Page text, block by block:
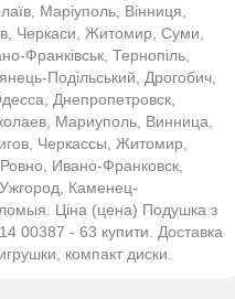
Маріуполь, Вінниця,
Черкаси, Житомир, Суми,
Франківськ, Тернопіль,
Подільський, Дрогобич,
Днепропетровск,
Мариуполь, Винница,
Черкассы, Житомир,
Ивано-Франковск,
Каменец-
Ціна (цена) Подушка з
00387 - 63 купити. Доставка
компакт диски.